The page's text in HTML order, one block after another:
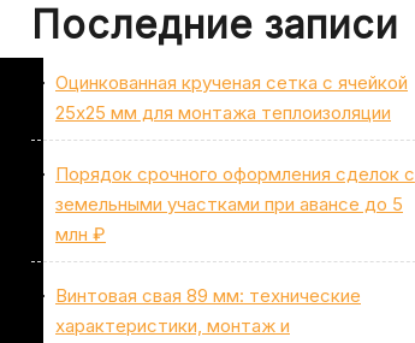
Последние записи
Оцинкованная крученая сетка с ячейкой
25х25 мм для монтажа теплоизоляции
Порядок срочного оформления сделок с
земельными участками при авансе до 5
млн ₽
Винтовая свая 89 мм: технические
характеристики, монтаж и